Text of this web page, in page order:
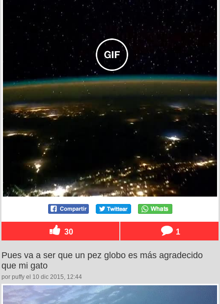
30 1
Pues va a ser que un pez globo es más agradecido
que mi gato
por puffy el 10 dic 2015, 12:44